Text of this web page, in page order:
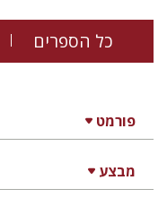
כל הספרים
פורמט
מבצע